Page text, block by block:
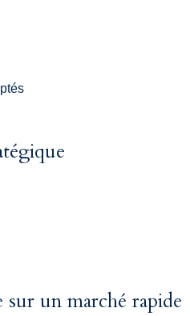
un marché rapide